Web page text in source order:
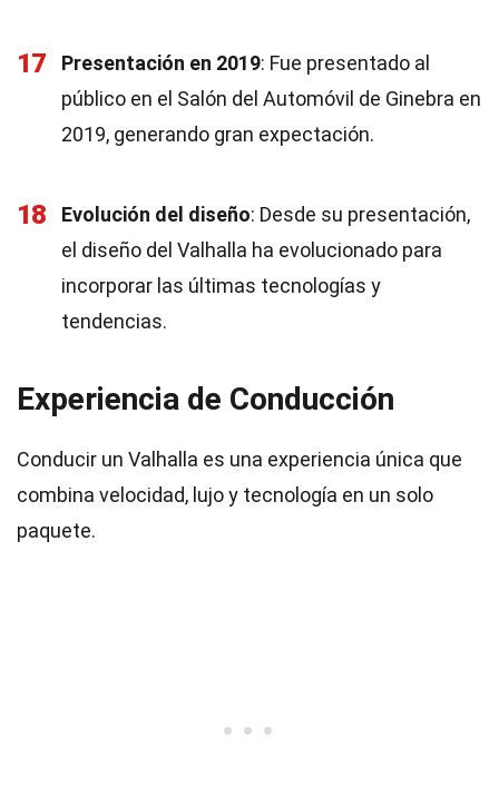
17 Presentación en 2019: Fue presentado al
público en el Salón del Automóvil de Ginebra en
2019, generando gran expectación.
18 Evolución del diseño: Desde su presentación,
el diseño del Valhalla ha evolucionado para
incorporar las últimas tecnologías y
tendencias.
Experiencia de Conducción
Conducir un Valhalla es una experiencia única que
combina velocidad, lujo y tecnología en un solo
paquete.